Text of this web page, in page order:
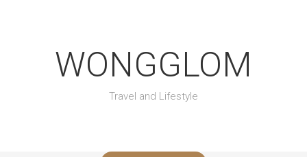
WONGGLOM
Travel and Lifestyle